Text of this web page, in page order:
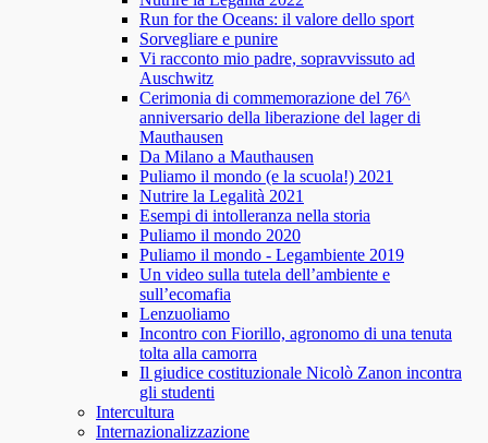
Run for the Oceans: il valore dello sport
Sorvegliare e punire
Vi racconto mio padre, sopravvissuto ad
Auschwitz
Cerimonia di commemorazione del 76^
anniversario della liberazione del lager di
Mauthausen
Da Milano a Mauthausen
Puliamo il mondo (e la scuola!) 2021
Nutrire la Legalità 2021
Esempi di intolleranza nella storia
Puliamo il mondo 2020
Puliamo il mondo - Legambiente 2019
Un video sulla tutela dell’ambiente e
sull’ecomafia
Lenzuoliamo
Incontro con Fiorillo, agronomo di una tenuta
tolta alla camorra
Il giudice costituzionale Nicolò Zanon incontra
gli studenti
Intercultura
Internazionalizzazione